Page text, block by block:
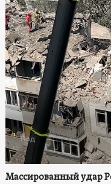
Массированный удар